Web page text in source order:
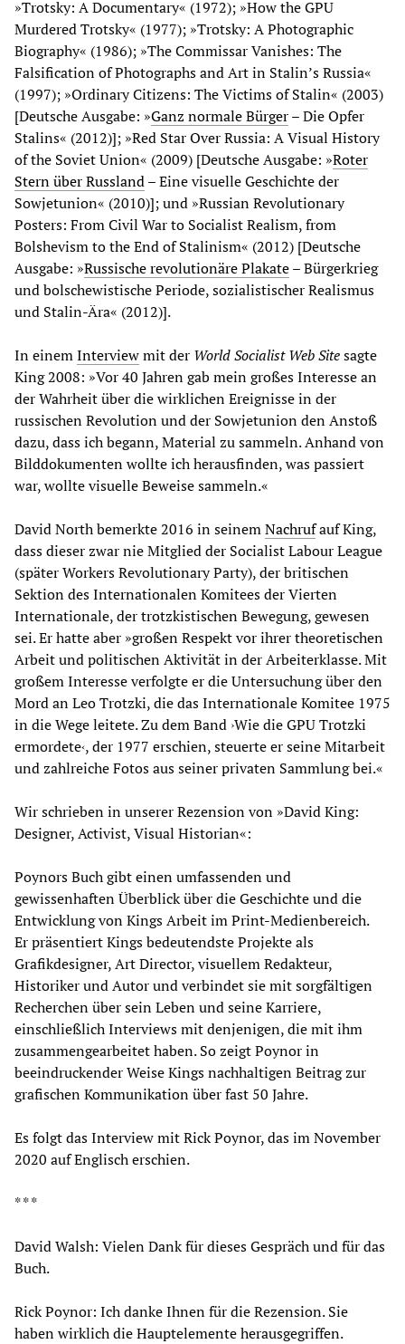
»Trotsky: A Documentary« (1972); »How the GPU
Murdered Trotsky« (1977); »Trotsky: A Photographic
Biography« (1986); »The Commissar Vanishes: The
Falsification of Photographs and Art in Stalin’s Russia«
(1997); »Ordinary Citizens: The Victims of Stalin« (2003)
[Deutsche Ausgabe: »Ganz normale Bürger– Die Opfer
Stalins« (2012)]; »Red Star Over Russia: A Visual History
of the Soviet Union« (2009) [Deutsche Ausgabe: »Roter
Stern über Russland– Eine visuelle Geschichte der
Sowjetunion« (2010)]; und »Russian Revolutionary
Posters: From Civil War to Socialist Realism, from
Bolshevism to the End of Stalinism« (2012) [Deutsche
Ausgabe: »Russische revolutionäre Plakate– Bürgerkrieg
und bolschewistische Periode, sozialistischer Realismus
und Stalin-Ära« (2012)].
In einemInterviewmit der World Socialist Web Sitesagte
King 2008: »Vor 40 Jahren gab mein großes Interesse an
der Wahrheit über die wirklichen Ereignisse in der
russischen Revolution und der Sowjetunion den Anstoß
dazu, dass ich begann, Material zu sammeln. Anhand von
Bilddokumenten wollte ich herausfinden, was passiert
war, wollte visuelle Beweise sammeln.«
David North bemerkte 2016 in seinemNachrufauf King,
dass dieser zwar nie Mitglied der Socialist Labour League
(später Workers Revolutionary Party), der britischen
Sektion des Internationalen Komitees der Vierten
Internationale, der trotzkistischen Bewegung, gewesen
sei. Er hatte aber »großen Respekt vor ihrer theoretischen
Arbeit und politischen Aktivität in der Arbeiterklasse. Mit
großem Interesse verfolgte er die Untersuchung über den
Mord an Leo Trotzki, die das Internationale Komitee 1975
in die Wege leitete. Zu dem Band ›Wie die GPU Trotzki
ermordete‹, der 1977 erschien, steuerte er seine Mitarbeit
und zahlreiche Fotos aus seiner privaten Sammlung bei.«
Wir schrieben in unserer Rezension von »David King:
Designer, Activist, Visual Historian«:
Poynors Buch gibt einen umfassenden und
gewissenhaften Überblick über die Geschichte und die
Entwicklung von Kings Arbeit im Print-Medienbereich.
Er präsentiert Kings bedeutendste Projekte als
Grafikdesigner, Art Director, visuellem Redakteur,
Historiker und Autor und verbindet sie mit sorgfältigen
Recherchen über sein Leben und seine Karriere,
einschließlich Interviews mit denjenigen, die mit ihm
zusammengearbeitet haben. So zeigt Poynor in
beeindruckender Weise Kings nachhaltigen Beitrag zur
grafischen Kommunikation über fast 50 Jahre.
Es folgt das Interview mit Rick Poynor, das im November
2020 auf Englisch erschien.
* * *
David Walsh: Vielen Dank für dieses Gespräch und für das
Buch.
Rick Poynor: Ich danke Ihnen für die Rezension. Sie
haben wirklich die Hauptelemente herausgegriffen.